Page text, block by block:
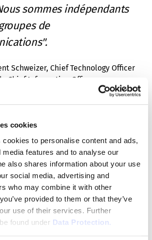
cookies
cookies to personalise content and ads,
features and to analyse our
also shares information about your use
social media, advertising and
who may combine it with other
provided to them or that they’ve
use of their services. Further
found under Data Protection.
sommes indépendants
de
Schweizer, Chief Technology Officer
Chief Information Officer
notre technologie VoIP